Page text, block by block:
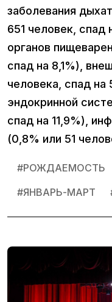
заболевания
651 человек, спад
органов
спад на 8,1%),
человека, спад на
эндокринной
спад на 11,9%),
(0,8% или 51
#РОЖДАЕМОСТЬ
#ЯНВАРЬ-МАРТ